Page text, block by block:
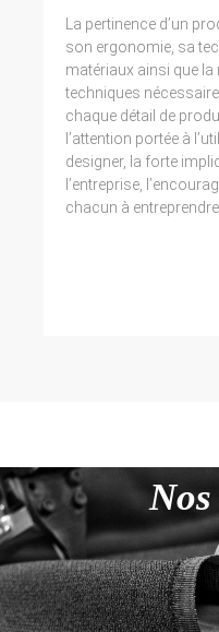
La pertinence d’un
son ergonomie, sa
matériaux ainsi que la
techniques
chaque détail de
l’attention portée à
designer, la forte
l’entreprise,
chacun à